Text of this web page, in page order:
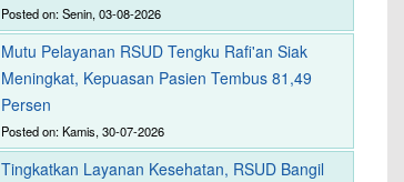
Posted on: Senin, 03-08-2026
Mutu Pelayanan RSUD Tengku Rafi'an Siak
Meningkat, Kepuasan Pasien Tembus 81,49
Persen
Posted on: Kamis, 30-07-2026
Tingkatkan Layanan Kesehatan, RSUD Bangil